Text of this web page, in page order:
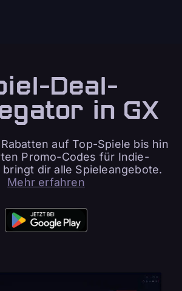
Deal-
in GX
auf Top-Spiele bis hin
Promo-Codes für Indie-
bringt dir alle Spieleangebote.
Mehr erfahren